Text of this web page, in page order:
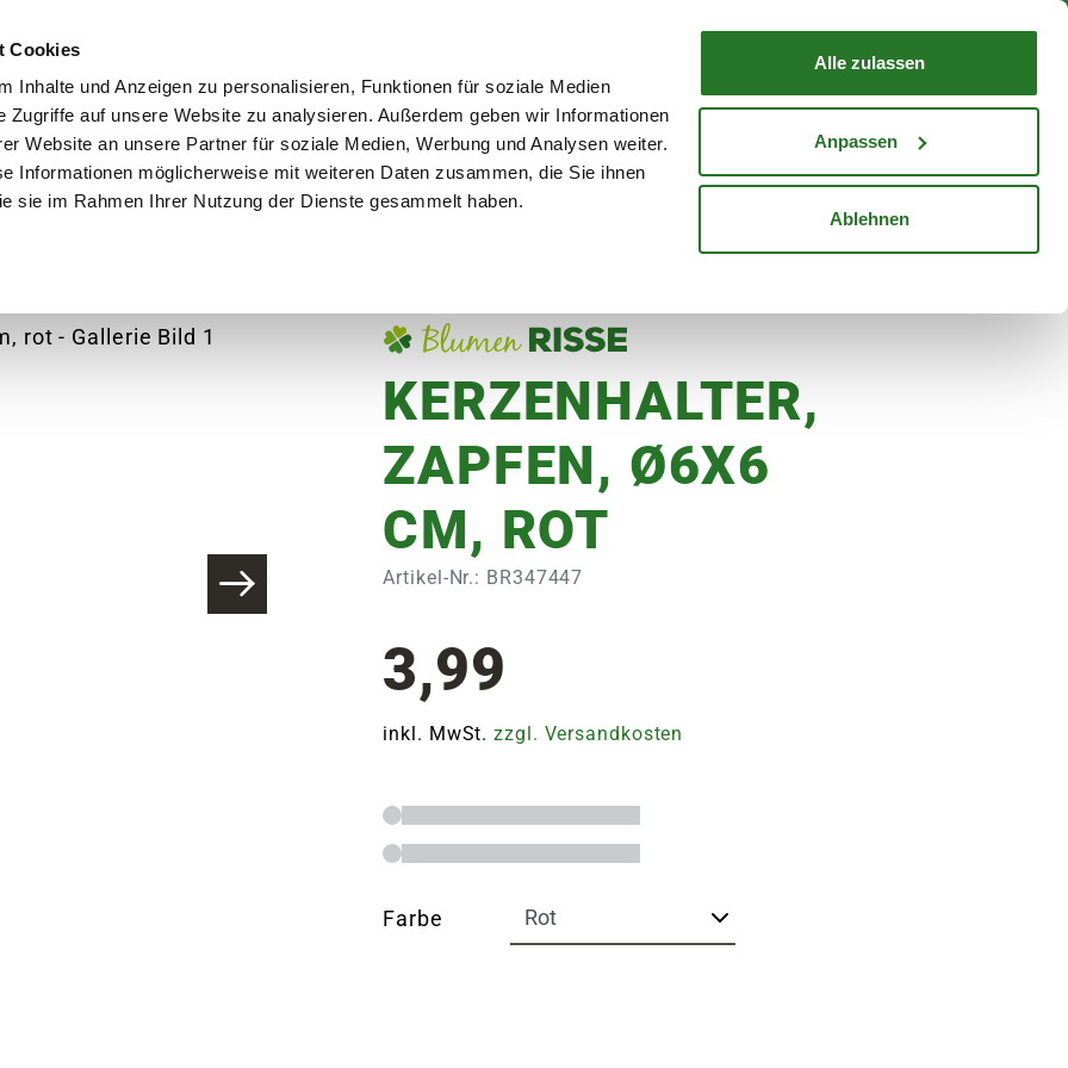
Cookies
Inhalte und Anzeigen zu personalisieren, Funktionen für soziale Medien
Zugriffe auf unsere Website zu analysieren. Außerdem geben wir Informationen
Website an unsere Partner für soziale Medien, Werbung und Analysen weiter.
Informationen möglicherweise mit weiteren Daten zusammen, die Sie ihnen
sie im Rahmen Ihrer Nutzung der Dienste gesammelt haben.
Alle zulassen
Anpassen
Ablehnen
Mein KontoStandorte
WARENKORB
Garten Aktuelles Ratgeber Gutscheine Karriere
Zapfen, Ø6x6 cm
KERZENHALTER,
ZAPFEN, Ø6X6
CM, ROT
Artikel-Nr.: BR347447
3,99
inkl. MwSt.zzgl. Versandkosten
Farbe